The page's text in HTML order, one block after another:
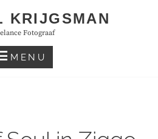
KRIJGSMAN
Fotograaf
MENU